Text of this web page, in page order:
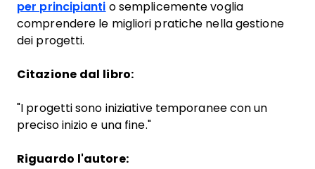
per principianti o semplicemente voglia
comprendere le migliori pratiche nella gestione
dei progetti.
Citazione dal libro:
"I progetti sono iniziative temporanee con un
preciso inizio e una fine."
Riguardo l'autore: